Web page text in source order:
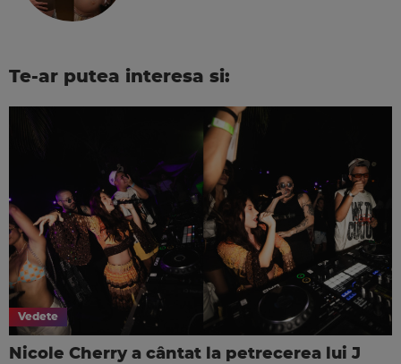
Te-ar putea interesa si:
Vedete
Nicole Cherry a cântat la petrecerea lui J